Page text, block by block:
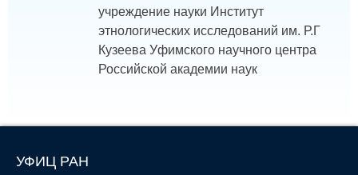
учреждение науки Институт
этнологических исследований им. Р.Г
Кузеева Уфимского научного центра
Российской академии наук
УФИЦ РАН